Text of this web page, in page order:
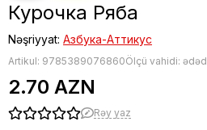
Курочка Ряба
Nəşriyyat: Азбука-Аттикус
Artikul: 9785389076860Ölçü vahidi: ədəd
2.70 AZN
Rəy yaz